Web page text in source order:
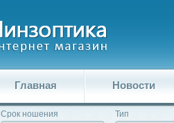
Главная Новости
Срок ношения Тип